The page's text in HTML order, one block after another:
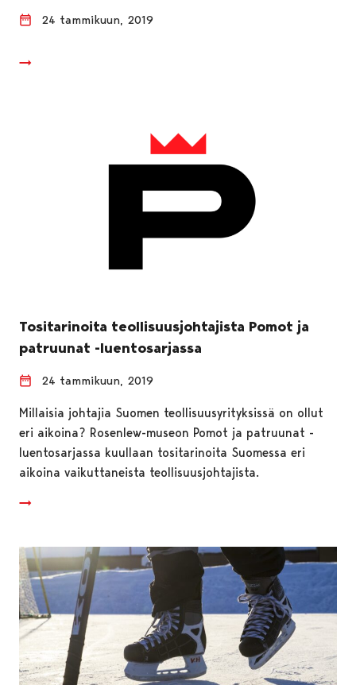
24 tammikuun, 2019
Tositarinoita teollisuusjohtajista Pomot ja
patruunat -luentosarjassa
24 tammikuun, 2019
Millaisia johtajia Suomen teollisuusyrityksissä on ollut
eri aikoina? Rosenlew-museon Pomot ja patruunat -
luentosarjassa kuullaan tositarinoita Suomessa eri
aikoina vaikuttaneista teollisuusjohtajista.